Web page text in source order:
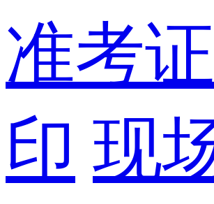
准考
印 现